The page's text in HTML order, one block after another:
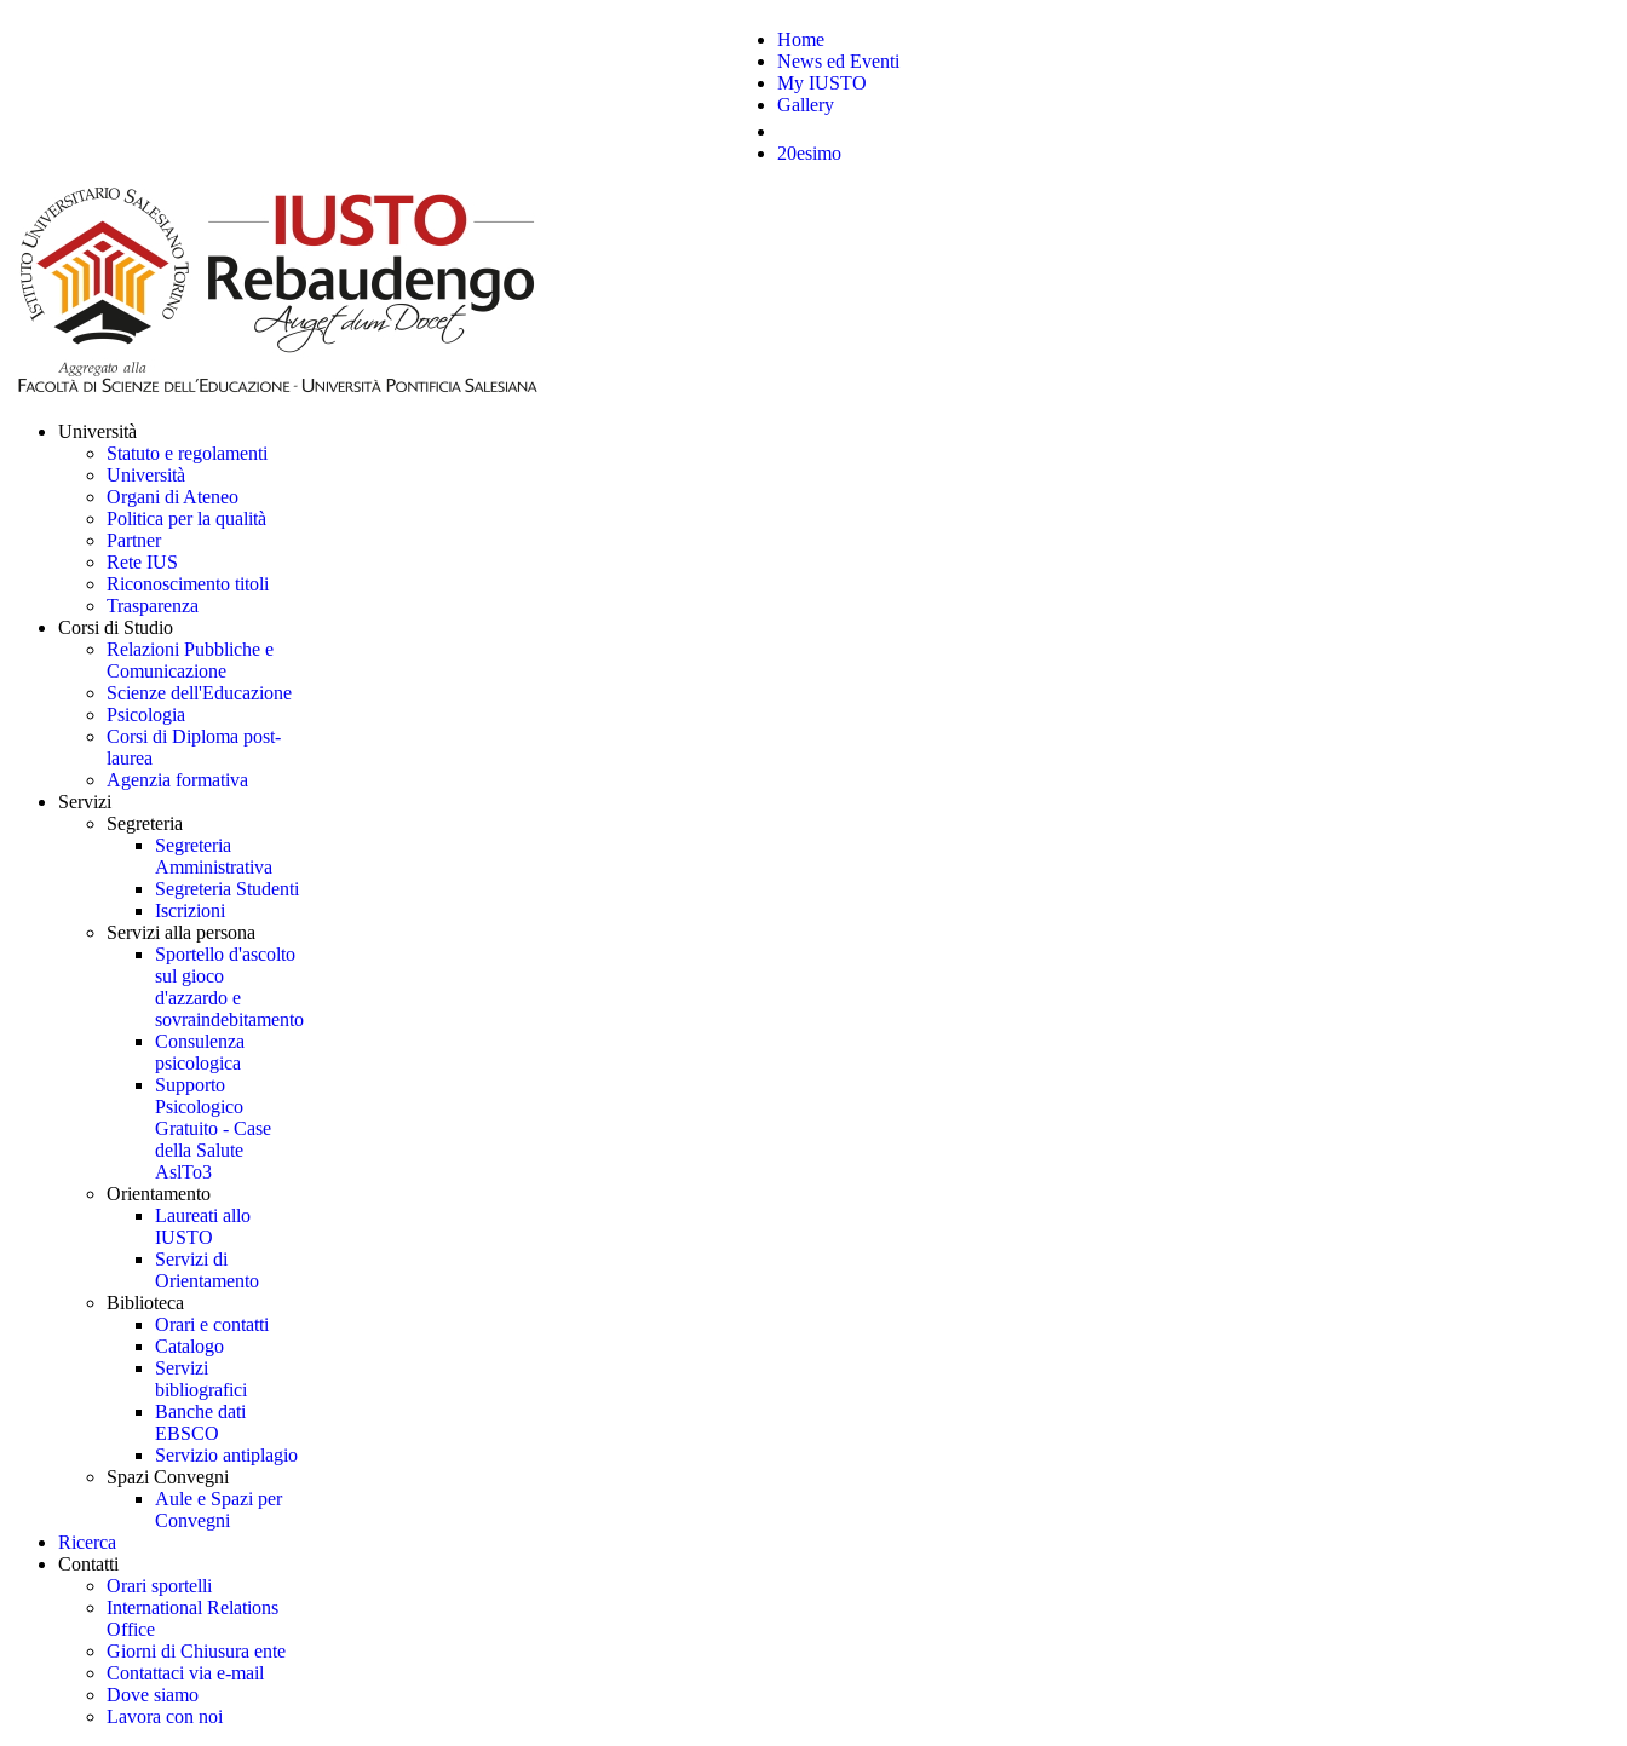
Home
News ed Eventi
My IUSTO
Gallery
20esimo
Università
Statuto e regolamenti
Università
Organi di Ateneo
Politica per la qualità
Partner
Rete IUS
Riconoscimento titoli
Trasparenza
Corsi di Studio
Relazioni Pubbliche e
Comunicazione
Scienze dell'Educazione
Psicologia
Corsi di Diploma post-
laurea
Agenzia formativa
Servizi
Segreteria
Segreteria
Amministrativa
Segreteria Studenti
Iscrizioni
Servizi alla persona
Sportello d'ascolto
sul gioco
d'azzardo e
sovraindebitamento
Consulenza
psicologica
Supporto
Psicologico
Gratuito - Case
della Salute
AslTo3
Orientamento
Laureati allo
IUSTO
Servizi di
Orientamento
Biblioteca
Orari e contatti
Catalogo
Servizi
bibliografici
Banche dati
EBSCO
Servizio antiplagio
Spazi Convegni
Aule e Spazi per
Convegni
Ricerca
Contatti
Orari sportelli
International Relations
Office
Giorni di Chiusura ente
Contattaci via e-mail
Dove siamo
Lavora con noi